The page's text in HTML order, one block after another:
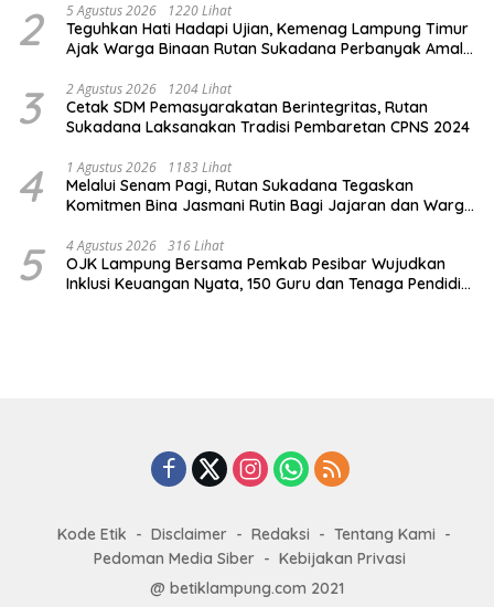
2 5 Agustus 2026 1220 Lihat
Teguhkan Hati Hadapi Ujian, Kemenag Lampung Timur
Ajak Warga Binaan Rutan Sukadana Perbanyak Amal
3 2 Agustus 2026 1204 Lihat
Cetak SDM Pemasyarakatan Berintegritas, Rutan
Sukadana Laksanakan Tradisi Pembaretan CPNS 2024
4 1 Agustus 2026 1183 Lihat
Melalui Senam Pagi, Rutan Sukadana Tegaskan
Komitmen Bina Jasmani Rutin Bagi Jajaran dan Warga
5 4 Agustus 2026 316 Lihat
OJK Lampung Bersama Pemkab Pesibar Wujudkan
Inklusi Keuangan Nyata, 150 Guru dan Tenaga Pendidik
Kode Etik Disclaimer Redaksi
Tentang Kami
Pedoman Media Siber
Kebijakan Privasi
@ betiklampung.com 2021